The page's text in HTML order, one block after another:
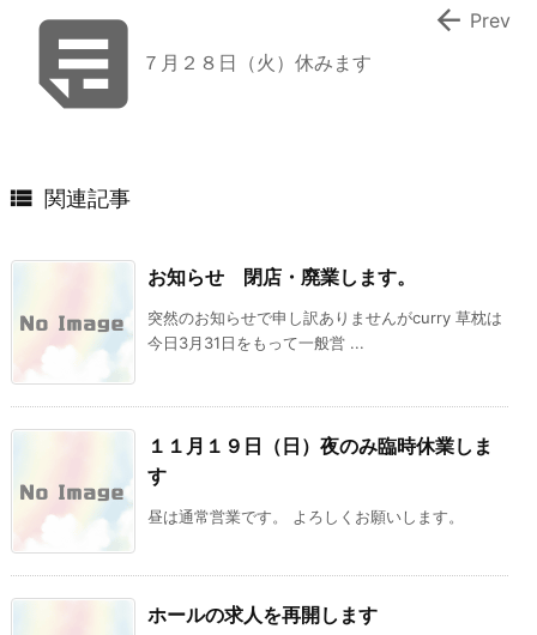
 ７月２８日（火）休みます
 Prev
 関連記事
お知らせ 閉店・廃業します。
突然のお知らせで申し訳ありませんがcurry 草枕は
今日3月31日をもって一般営 ...
１１月１９日（日）夜のみ臨時休業しま
す
昼は通常営業です。 よろしくお願いします。
ホールの求人を再開します